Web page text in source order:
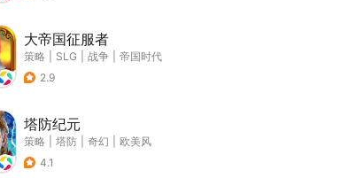
大帝国征服者
策略 SLG 战争
帝国时代
2.9
塔防纪元
策略 塔防 奇幻
欧美风
4.1